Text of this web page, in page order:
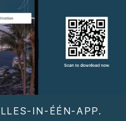
IN-ÉÉN-APP.